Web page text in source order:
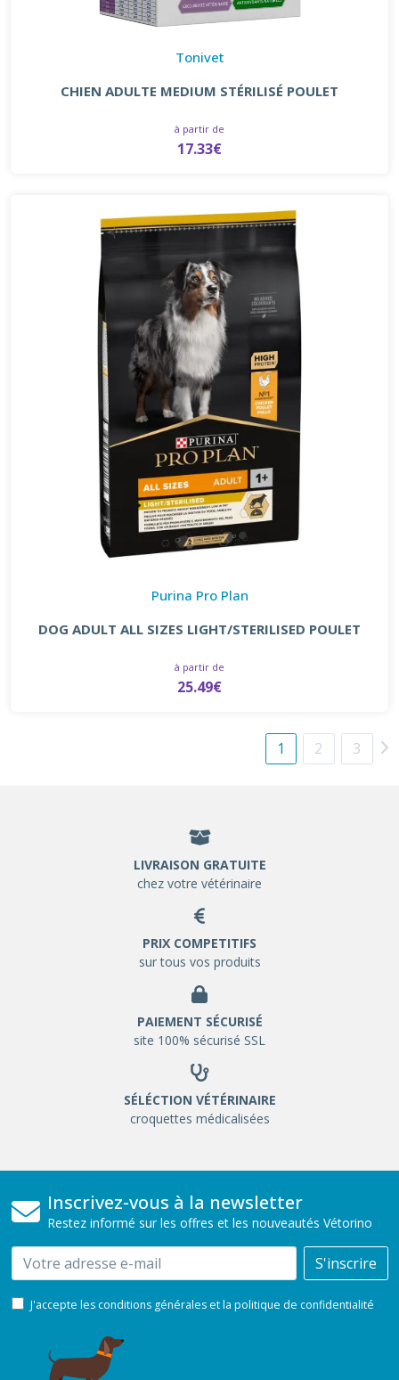
Tonivet
CHIEN ADULTE MEDIUM STÉRILISÉ POULET
à partir de
17.33€
Purina Pro Plan
DOG ADULT ALL SIZES LIGHT/STERILISED POULET
à partir de
25.49€
1 2 3
LIVRAISON GRATUITE
chez votre vétérinaire
PRIX COMPETITIFS
sur tous vos produits
PAIEMENT SÉCURISÉ
site 100% sécurisé SSL
SÉLÉCTION VÉTÉRINAIRE
croquettes médicalisées
Inscrivez-vous à la newsletter
Restez informé sur les offres et les nouveautés Vétorino
Email S'inscrire
J'accepte les conditions générales et la politique de confidentialité